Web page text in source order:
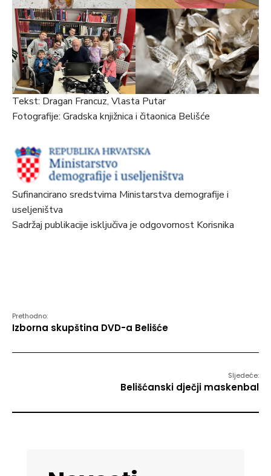
Tekst: Dragan Francuz, Vlasta Putar
Fotografije: Gradska knjižnica i čitaonica Belišće
Sufinancirano sredstvima Ministarstva demografije i
useljeništva
Sadržaj publikacije isključiva je odgovornost Korisnika
Prethodno:
Izborna skupština DVD-a Belišće
Sljedeće:
Belišćanski dječji maskenbal